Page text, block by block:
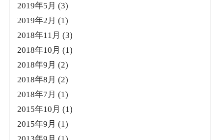
2019年5月 (3)
2019年2月 (1)
2018年11月 (3)
2018年10月 (1)
2018年9月 (2)
2018年8月 (2)
2018年7月 (1)
2015年10月 (1)
2015年9月 (1)